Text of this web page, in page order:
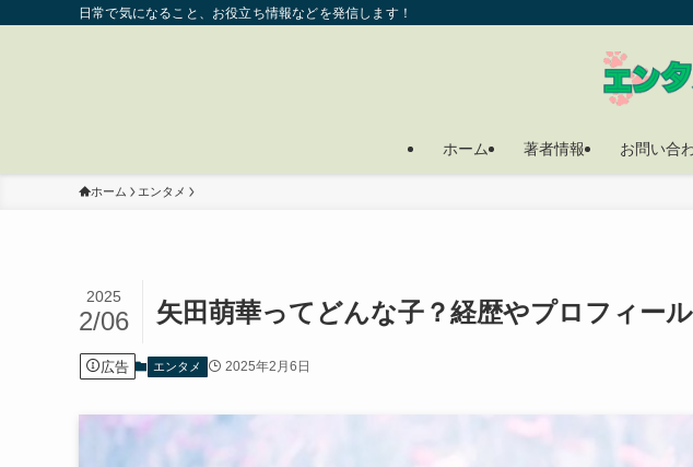
日常で気になること、お役立ち情報などを発信します！
ホーム 著者情報 お問い合
ホーム エンタメ
矢田萌華ってどんな子？経歴やプロフィー
2025
2/06
広告 エンタメ 2025年2月6日